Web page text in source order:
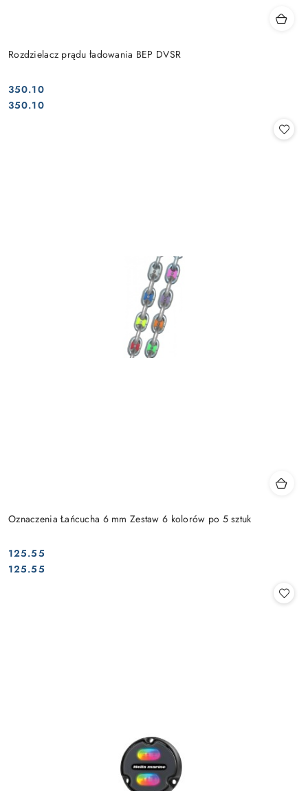
Rozdzielacz prądu ładowania BEP DVSR
Cena:
350.10
Cena:
350.10
Oznaczenia Łańcucha 6 mm Zestaw 6 kolorów po 5 sztuk
Cena:
125.55
Cena:
125.55